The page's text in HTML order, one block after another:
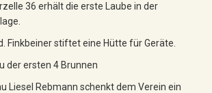
36 erhält die erste Laube in der
Finkbeiner stiftet eine Hütte für Geräte.
der ersten 4 Brunnen
Liesel Rebmann schenkt dem Verein ein